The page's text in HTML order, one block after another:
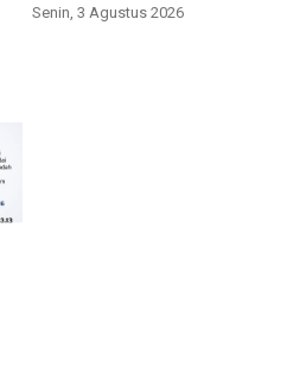
Senin, 3 Agustus 2026